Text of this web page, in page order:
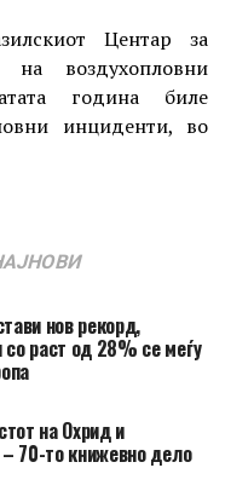
Центар за
на воздухопловни
година биле
инциденти, во
нов рекорд,
раст од 28% се меѓу
на Охрид и
70-то книжевно дело